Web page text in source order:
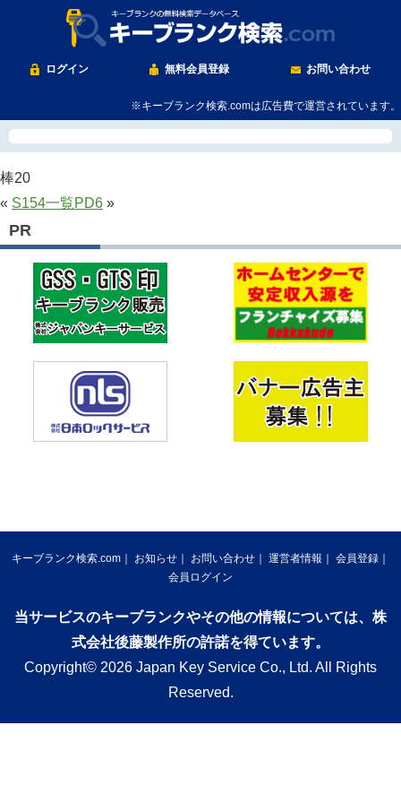
ログイン 無料会員登録 お問い合わせ
※キーブランク検索.comは広告費で運営されています。
棒20
« S154一覧PD6 »
PR
キーブランク検索.com お知らせ お問い合わせ 運営者情報
会員登録
会員ログイン
当サービスのキーブランクやその他の情報については、株
式会社後藤製作所の許諾を得ています。
Copyright© 2026 Japan Key Service Co., Ltd. All Rights
Reserved.